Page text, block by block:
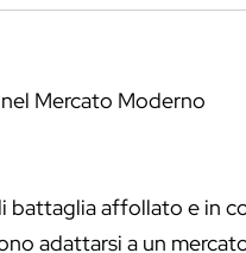
battaglia affollato e in
adattarsi a un